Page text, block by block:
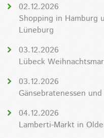
02.12.2026
Shopping in Hamburg
Lüneburg
03.12.2026
Lübeck
03.12.2026
Gänsebratenessen
04.12.2026
Lamberti-Markt in